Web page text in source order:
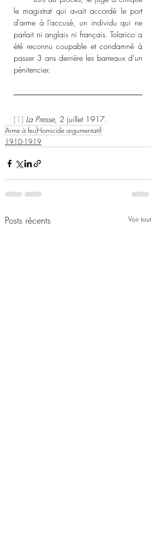
le magistrat qui avait accordé le port
d’arme à l’accusé, un individu qui ne
parlait ni anglais ni français. Tolarico a
été reconnu coupable et condamné à
passer 3 ans derrière les barreaux d’un
pénitencier.
[1] La Presse, 2 juillet 1917.
Arme à feu Homicide argumentatif
1910-1919
Posts récents Voir tout